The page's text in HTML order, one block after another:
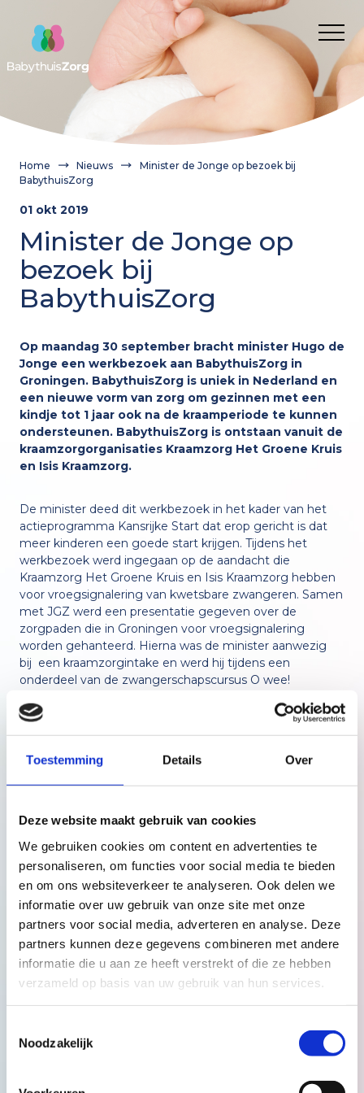
Toestemming Details Over
Deze website maakt gebruik van cookies
We gebruiken cookies om content en advertenties te
personaliseren, om functies voor social media te bieden
en om ons websiteverkeer te analyseren. Ook delen we
informatie over uw gebruik van onze site met onze
partners voor social media, adverteren en analyse. Deze
partners kunnen deze gegevens combineren met andere
informatie die u aan ze heeft verstrekt of die ze hebben
verzameld op basis van uw gebruik van hun services.
Noodzakelijk
Over ons
Voor wie
Cliënt
Cliëntervaring
Route aanvragen BabythuisZorg
Wanneer inzetten?
Wat is BabythuisZorg?
Waarom BabythuisZorg?
Onze medewerkers
Theorie en cijfers
Franchisenemers
Franchisenemers
Gemeente
Informatie voor gemeenten en verwijzers
Route aanvragen BabythuisZorg
Nieuws
Werken bij
BabythuisZorg aanvragen
Nederlands English
Onze medewerkers
Samenwerking met Feel
Voorbeelden
De eerste 1000 dagen
Home Nieuws
Minister de Jonge op bezoek bij
BabythuisZorg
01 okt 2019
Minister de Jonge op
bezoek bij
BabythuisZorg
Op maandag 30 september bracht minister Hugo de
Jonge een werkbezoek aan BabythuisZorg in
Groningen. BabythuisZorg is uniek in Nederland en
een nieuwe vorm van zorg om gezinnen met een
kindje tot 1 jaar ook na de kraamperiode te kunnen
ondersteunen. BabythuisZorg is ontstaan vanuit de
kraamzorgorganisaties Kraamzorg Het Groene Kruis
en Isis Kraamzorg.
De minister deed dit werkbezoek in het kader van het
actieprogramma Kansrijke Start dat erop gericht is dat
meer kinderen een goede start krijgen. Tijdens het
werkbezoek werd ingegaan op de aandacht die
Kraamzorg Het Groene Kruis en Isis Kraamzorg hebben
voor vroegsignalering van kwetsbare zwangeren. Samen
met JGZ werd een presentatie gegeven over de
zorgpaden die in Groningen voor vroegsignalering
worden gehanteerd. Hierna was de minister aanwezig
bij een kraamzorgintake en werd hij tijdens een
onderdeel van de zwangerschapscursus O wee!
was er aandacht voor het ontstaan van BabythuisZorg
Over BabythuisZorg
BabythuisZorg is ontstaan, doordat kraamverzorgenden